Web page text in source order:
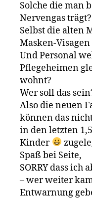
Solche die man
Nervengas trägt?
Selbst die alten
Masken-
Und Personal
Pflegeheimen
wohnt?
Wer soll das
Also die neuen
können das
in den letzten
Kinder
Spaß bei Seite,
SORRY dass ich
– wer weiter
Entwarnung